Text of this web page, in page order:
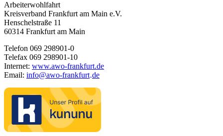
Arbeiterwohlfahrt
Kreisverband Frankfurt am Main e.V.
Henschelstraße 11
60314 Frankfurt am Main
Telefon 069 298901-0
Telefax 069 298901-10
Internet: www.awo-frankfurt.de
Email: info@awo-frankfurt·de